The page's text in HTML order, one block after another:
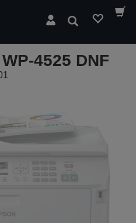
Hledat
4525 DNF